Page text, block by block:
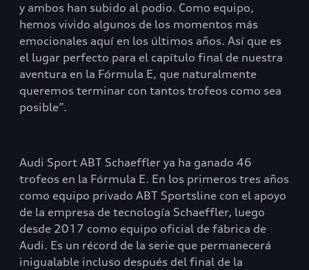
y ambos han subido al podio. Como equipo,
hemos vivido algunos de los momentos más
emocionales aquí en los últimos años. Así que es
el lugar perfecto para el capítulo final de nuestra
aventura en la Fórmula E, que naturalmente
queremos terminar con tantos trofeos como sea
posible”.
Audi Sport ABT Schaeffler ya ha ganado 46
trofeos en la Fórmula E. En los primeros tres años
como equipo privado ABT Sportsline con el apoyo
de la empresa de tecnología Schaeffler, luego
desde 2017 como equipo oficial de fábrica de
Audi. Es un récord de la serie que permanecerá
inigualable incluso después del final de la